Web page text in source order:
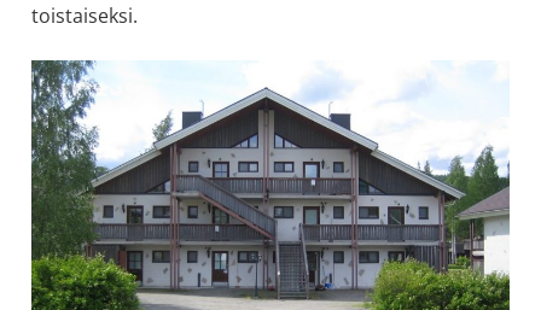
toistaiseksi.